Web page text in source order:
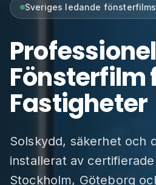
Sveriges ledande
Fönsterfilm
Fastigheter
Solskydd, säkerhet och
installerat av
Stockholm, Göteborg